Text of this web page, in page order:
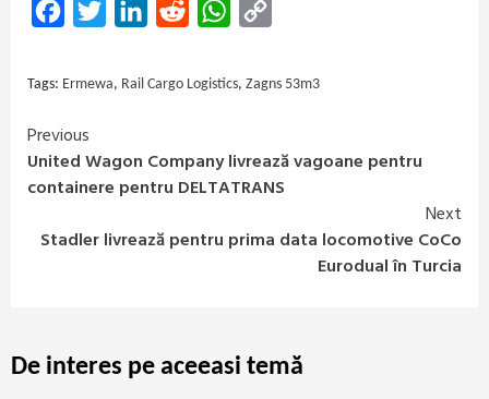
FacebookTwitter LinkedInReddit WhatsApp
Tags: Ermewa, Rail Cargo Logistics, Zagns 53m3
Continue
Reading
Previous
United Wagon Company livrează vagoane pentru
containere pentru DELTATRANS
Next
Stadler livrează pentru prima data locomotive CoCo
Eurodual în Turcia
De interes pe aceeasi temă